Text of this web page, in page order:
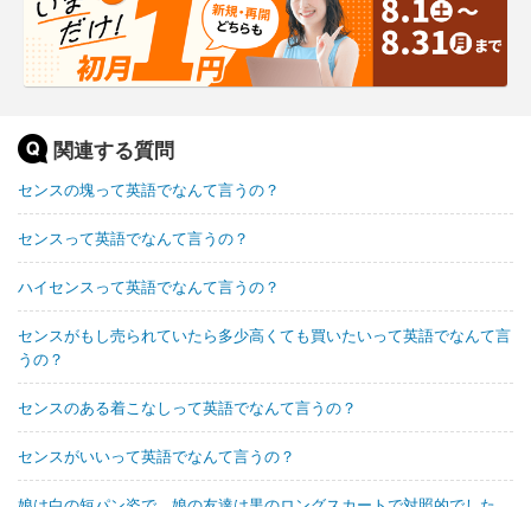
関連する質問
センスの塊って英語でなんて言うの？
センスって英語でなんて言うの？
ハイセンスって英語でなんて言うの？
センスがもし売られていたら多少高くても買いたいって英語でなんて言
うの？
センスのある着こなしって英語でなんて言うの？
センスがいいって英語でなんて言うの？